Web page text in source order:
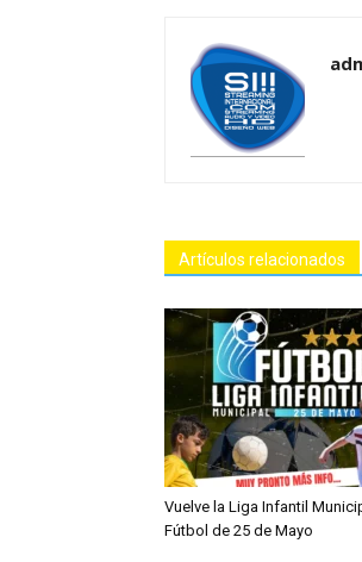
Artículos relacionados
Vuelve la Liga Infantil
Fútbol de 25 de Mayo